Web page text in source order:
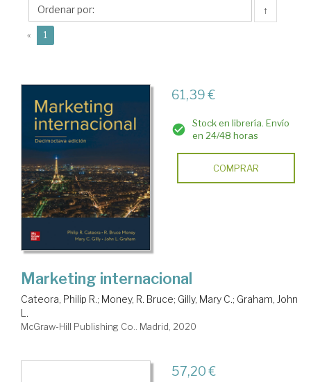
↑
« 1
61,39 €
Stock en librería. Envío
en 24/48 horas
COMPRAR
Marketing internacional
Cateora, Philip R.; Money, R. Bruce; Gilly, Mary C.; Graham, John
L.
McGraw-Hill Publishing Co.. Madrid, 2020
57,20 €